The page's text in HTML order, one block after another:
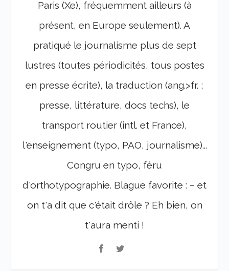
Paris (Xe), fréquemment ailleurs (à
présent, en Europe seulement). A
pratiqué le journalisme plus de sept
lustres (toutes périodicités, tous postes
en presse écrite), la traduction (ang.>fr. ;
presse, littérature, docs techs), le
transport routier (intl. et France),
l'enseignement (typo, PAO, journalisme)...
Congru en typo, féru
d'orthotypographie. Blague favorite : – et
on t'a dit que c'était drôle ? Eh bien, on
t'aura menti !